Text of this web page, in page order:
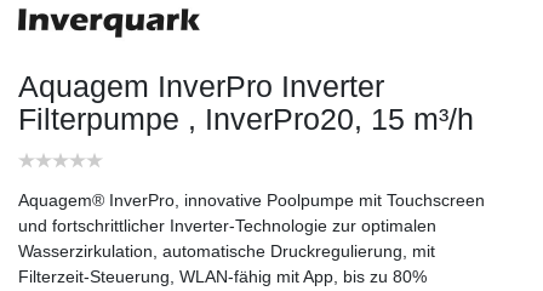
Aquagem InverPro Inverter
Filterpumpe , InverPro20, 15 m³/h
Aquagem® InverPro, innovative Poolpumpe mit Touchscreen
und fortschrittlicher Inverter-Technologie zur optimalen
Wasserzirkulation, automatische Druckregulierung, mit
Filterzeit-Steuerung, WLAN-fähig mit App, bis zu 80%